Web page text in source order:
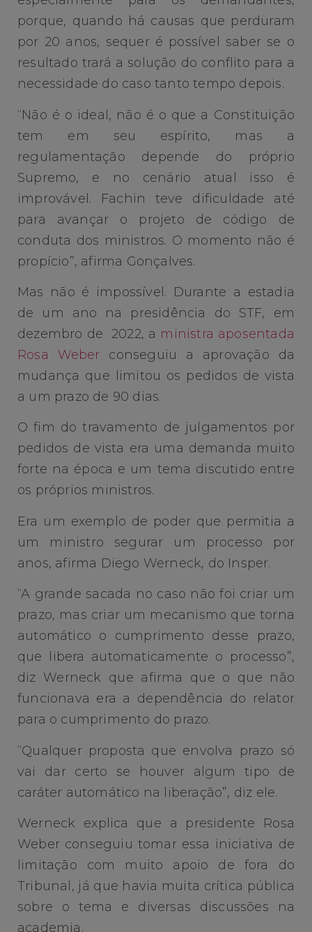
porque, quando há causas que perduram
por 20 anos, sequer é possível saber se o
resultado trará a solução do conflito para a
necessidade do caso tanto tempo depois.
“Não é o ideal, não é o que a Constituição
tem em seu espírito, mas a
regulamentação depende do próprio
Supremo, e no cenário atual isso é
improvável. Fachin teve dificuldade até
para avançar o projeto de código de
conduta dos ministros. O momento não é
propício”, afirma Gonçalves.
Mas não é impossível. Durante a estadia
de um ano na presidência do STF, em
dezembro de 2022, a ministra aposentada
Rosa Weber conseguiu a aprovação da
mudança que limitou os pedidos de vista
a um prazo de 90 dias.
O fim do travamento de julgamentos por
pedidos de vista era uma demanda muito
forte na época e um tema discutido entre
os próprios ministros.
Era um exemplo de poder que permitia a
um ministro segurar um processo por
anos, afirma Diego Werneck, do Insper.
“A grande sacada no caso não foi criar um
prazo, mas criar um mecanismo que torna
automático o cumprimento desse prazo,
que libera automaticamente o processo”,
diz Werneck que afirma que o que não
funcionava era a dependência do relator
para o cumprimento do prazo.
“Qualquer proposta que envolva prazo só
vai dar certo se houver algum tipo de
caráter automático na liberação”, diz ele.
Werneck explica que a presidente Rosa
Weber conseguiu tomar essa iniciativa de
limitação com muito apoio de fora do
Tribunal, já que havia muita crítica pública
sobre o tema e diversas discussões na
academia.